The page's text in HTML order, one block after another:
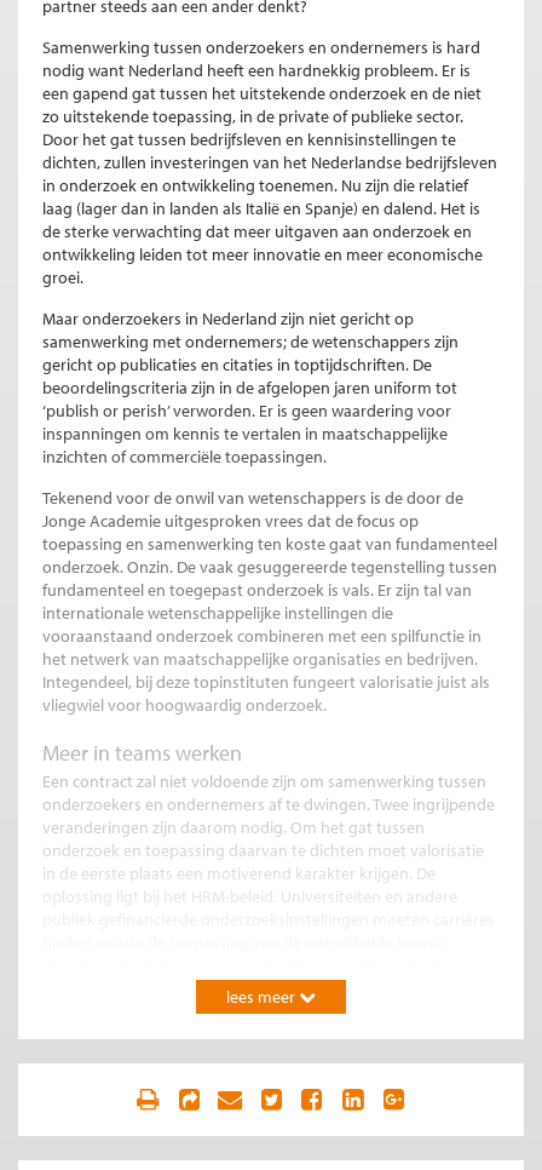
partner steeds aan een ander denkt?
Samenwerking tussen onderzoekers en ondernemers is hard
nodig want Nederland heeft een hardnekkig probleem. Er is
een gapend gat tussen het uitstekende onderzoek en de niet
zo uitstekende toepassing, in de private of publieke sector.
Door het gat tussen bedrijfsleven en kennisinstellingen te
dichten, zullen investeringen van het Nederlandse bedrijfsleven
in onderzoek en ontwikkeling toenemen. Nu zijn die relatief
laag (lager dan in landen als Italië en Spanje) en dalend. Het is
de sterke verwachting dat meer uitgaven aan onderzoek en
ontwikkeling leiden tot meer innovatie en meer economische
groei.
Maar onderzoekers in Nederland zijn niet gericht op
samenwerking met ondernemers; de wetenschappers zijn
gericht op publicaties en citaties in toptijdschriften. De
beoordelingscriteria zijn in de afgelopen jaren uniform tot
‘publish or perish’ verworden. Er is geen waardering voor
inspanningen om kennis te vertalen in maatschappelijke
inzichten of commerciële toepassingen.
Tekenend voor de onwil van wetenschappers is de door de
Jonge Academie uitgesproken vrees dat de focus op
toepassing en samenwerking ten koste gaat van fundamenteel
onderzoek. Onzin. De vaak gesuggereerde tegenstelling tussen
fundamenteel en toegepast onderzoek is vals. Er zijn tal van
internationale wetenschappelijke instellingen die
vooraanstaand onderzoek combineren met een spilfunctie in
het netwerk van maatschappelijke organisaties en bedrijven.
Integendeel, bij deze topinstituten fungeert valorisatie juist als
vliegwiel voor hoogwaardig onderzoek.
Meer in teams werken
Een contract zal niet voldoende zijn om samenwerking tussen
onderzoekers en ondernemers af te dwingen. Twee ingrijpende
veranderingen zijn daarom nodig. Om het gat tussen
onderzoek en toepassing daarvan te dichten moet valorisatie
in de eerste plaats een motiverend karakter krijgen. De
oplossing ligt bij het HRM-beleid. Universiteiten en andere
wordt hiermee gestuurd. Het selecteren van relevant
onderzoek is de sleutel tot succes. Door juiste selectie kunnen
wetenschappelijke kwaliteit en praktische toepassing hand in
wetenschappers kunnen niet zelf in zowel onderzoek als
lees meer